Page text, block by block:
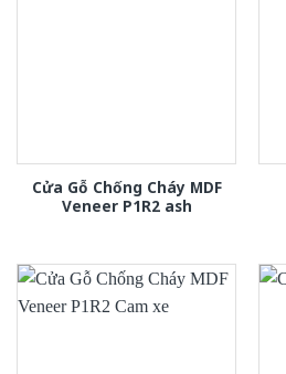
Cửa Gỗ Chống Cháy MDF
Veneer P1R2 ash